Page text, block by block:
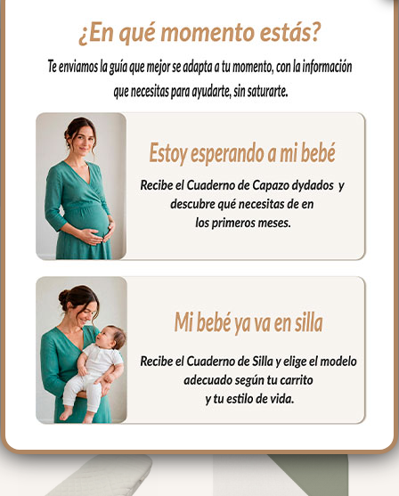
Pinza de chupete en tejido de algodón a
juego con todo lo que necesitas para tu
capazo.
La pinza es de madera, fácil de abrir y
con presión para que quede bien sujeta.
PRODUCTOS
RELACIONADOS